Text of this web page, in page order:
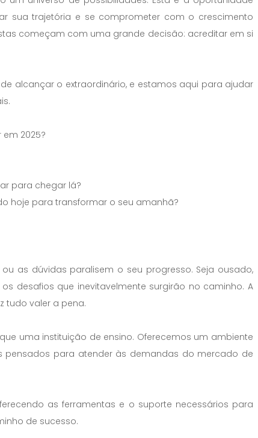
sua trajetória e se comprometer com o crescimento
começam com uma grande decisão: acreditar em si
alcançar o extraordinário, e estamos aqui para ajudar
2025?
para chegar lá?
hoje para transformar o seu amanhã?
as dúvidas paralisem o seu progresso. Seja ousado,
desafios que inevitavelmente surgirão no caminho. A
tudo valer a pena.
uma instituição de ensino. Oferecemos um ambiente
pensados para atender às demandas do mercado de
as ferramentas e o suporte necessários para
de sucesso.